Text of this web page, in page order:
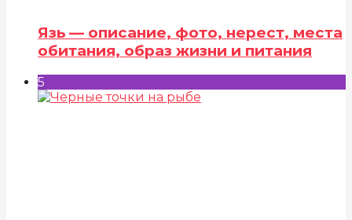
Язь — описание, фото, нерест, места
обитания, образ жизни и питания
5